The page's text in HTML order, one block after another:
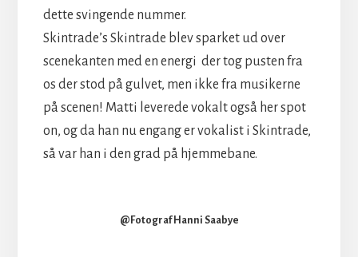
dette svingende nummer.
Skintrade’s Skintrade blev sparket ud over
scenekanten med en energi der tog pusten fra
os der stod på gulvet, men ikke fra musikerne
på scenen! Matti leverede vokalt også her spot
on, og da han nu engang er vokalist i Skintrade,
så var han i den grad på hjemmebane.
@Fotograf Hanni Saabye